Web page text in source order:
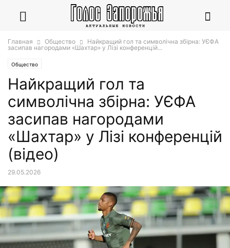
Главная Общество
Найкращий гол та символічна збірна: УЄФА
засипав нагородами «Шахтар» у Лізі конференцій...
Общество
Найкращий гол та
символічна збірна: УЄФА
засипав нагородами
«Шахтар» у Лізі конференцій
(відео)
29.05.2026